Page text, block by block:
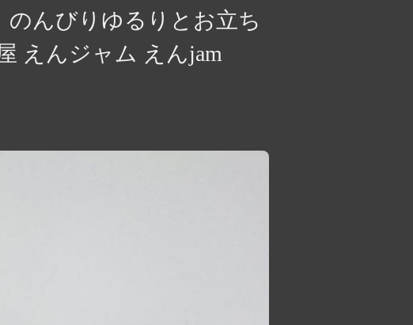
のんびりゆるりとお立ち
えんジャム えんjam